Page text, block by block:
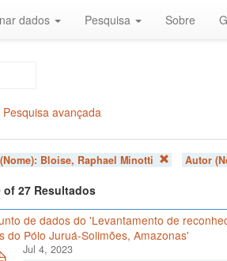
dados Pesquisa Sobre
Pesquisa avançada
Bloise, Raphael Minotti Autor
of 27 Resultados
de dados do 'Levantamento de
do Pólo Juruá-Solimões, Amazonas'
Jul 4, 2023